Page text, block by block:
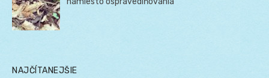
NAJČÍTANEJŠIE